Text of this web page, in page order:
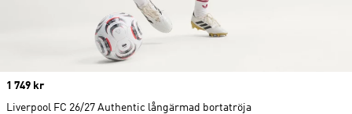
Price
1 749 kr
Liverpool FC 26/27 Authentic långärmad bortatröja